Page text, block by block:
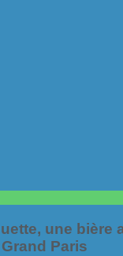
une bière
Paris